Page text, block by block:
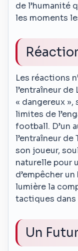
de l’humanité
les moments
Les réactions
l’entraîneur
« dangereux
limites de
football. D’un
l’entraîneur de
son joueur,
naturelle pour
d’empêcher
lumière la
tactiques dans
Un